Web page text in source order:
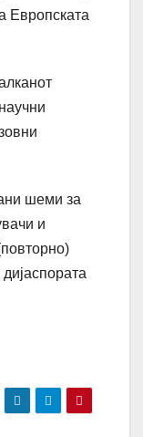
Европската
шеми за
и